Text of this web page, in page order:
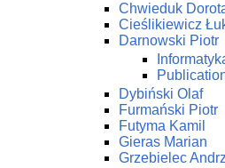
Chwieduk
Cieślikiewicz
Darnowski Piotr
Dybiński Olaf
Furmański Piotr
Futyma Kamil
Gieras Marian
Grzebielec